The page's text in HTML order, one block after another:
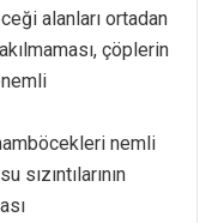
alanları ortadan
çöplerin
nemli
sızıntılarının